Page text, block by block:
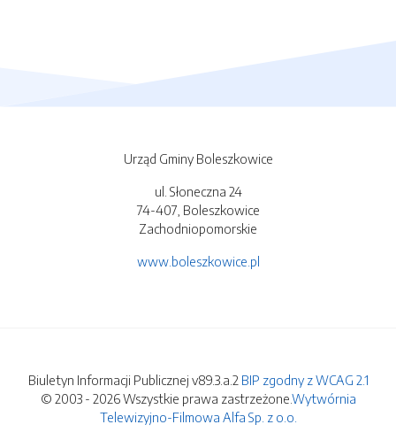
Urząd Gminy Boleszkowice
ul. Słoneczna 24
74-407, Boleszkowice
Zachodniopomorskie
www.boleszkowice.pl
Biuletyn Informacji Publicznej v89.3.a.2 BIP zgodny z WCAG 2.1
© 2003 - 2026 Wszystkie prawa zastrzeżone.Wytwórnia
Telewizyjno-Filmowa Alfa Sp. z o.o.